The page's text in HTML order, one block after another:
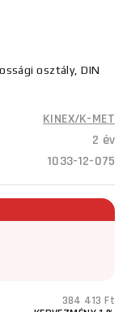
osztály, DIN
KINEX/K-MET
2 év
1033-12-075
384 413 Ft